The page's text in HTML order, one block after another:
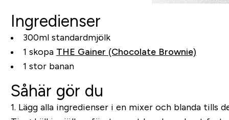
Ingredienser
300ml standardmjölk
1 skopa THE Gainer (Chocolate Brownie)
1 stor banan
Såhär gör du
1. Lägg alla ingredienser i en mixer och blanda tills